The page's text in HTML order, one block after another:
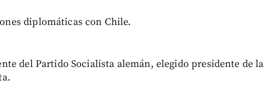
diplomáticas con Chile.
del Partido Socialista alemán, elegido presidente de la